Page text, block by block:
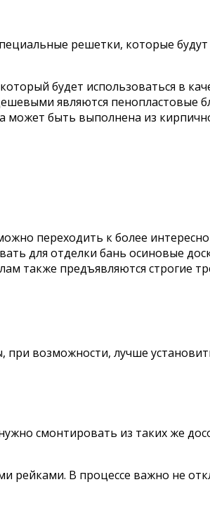
решетки, которые
будет использоваться в
являются пенопластовые
может быть выполнена из
переходить к более
для отделки бань осиновые
также предъявляются строгие
при возможности, лучше
смонтировать из таких же
В процессе важно не